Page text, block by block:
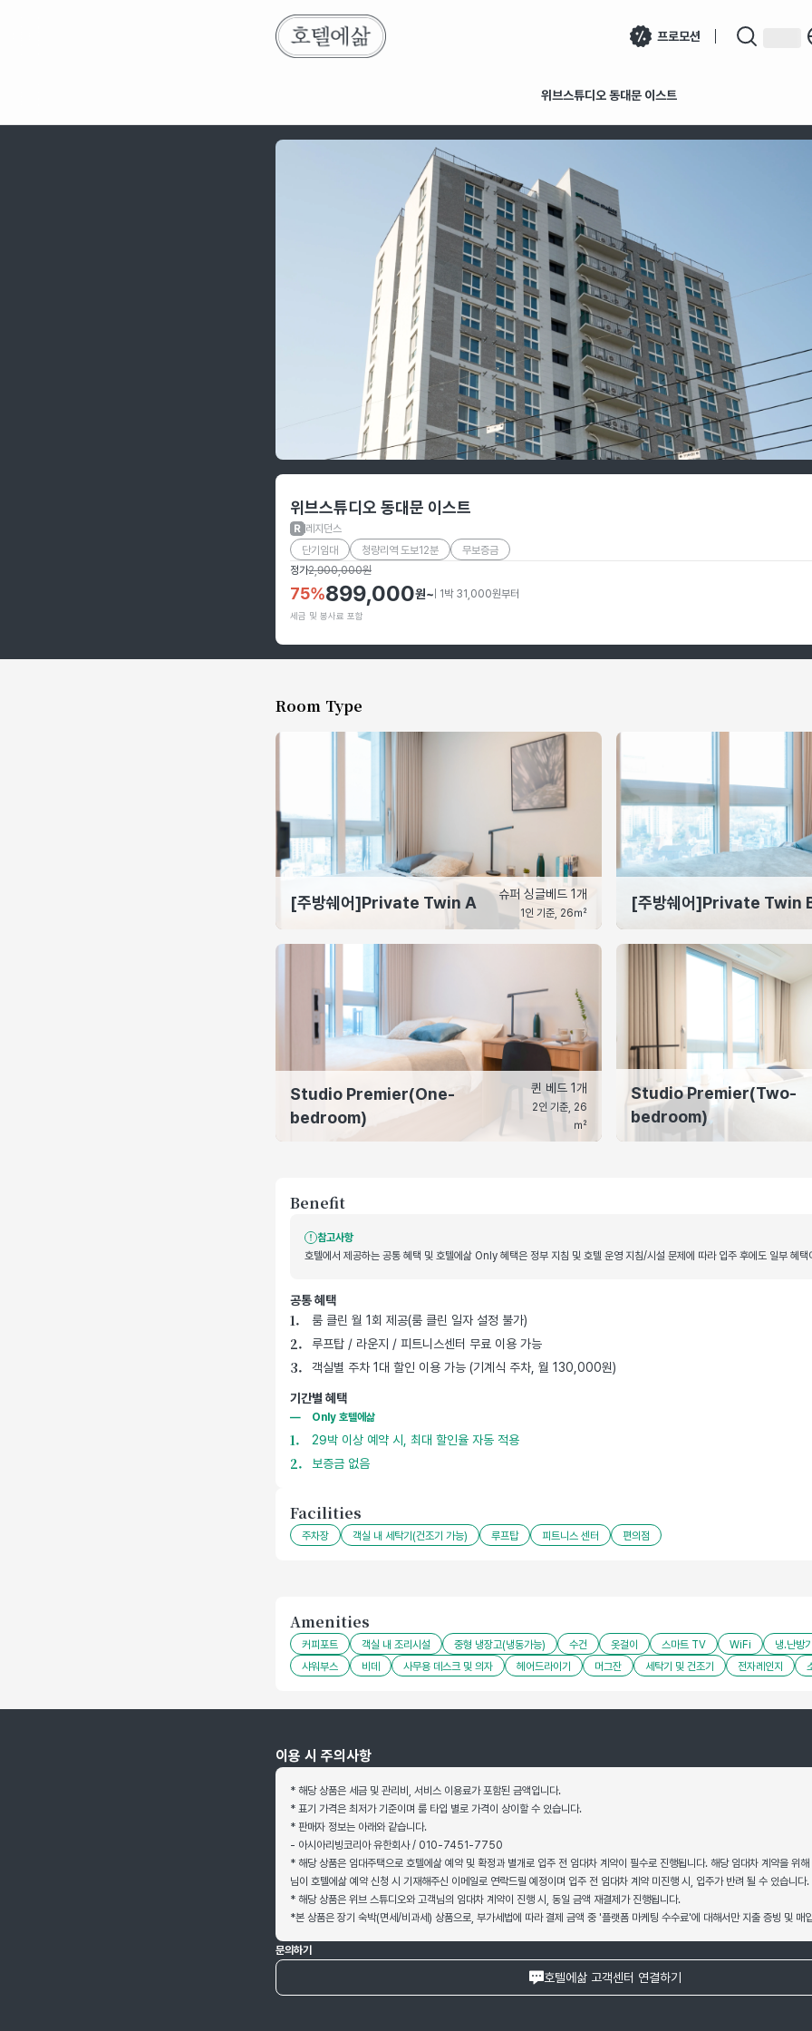
프로모션
위브스튜디오 동대문 이스트
위브스튜디오 동대문 이스트
호텔 정보
위브스튜디오 동대문 이스트
레지던스
단기임대
청량리역 도보12분
무보증금
정가2,900,000원
75%899,000원~ | 1박 31,000원부터
세금 및 봉사료 포함
Room Type
[주방쉐어]Private Twin A 슈퍼 싱글베드 1개
1인 기준, 26㎡
[주방쉐어]Private Twin
Studio Premier(One-
bedroom)
퀸 베드 1개
2인 기준, 26
㎡
Studio Premier(Two-
bedroom)
Benefit
참고사항
호텔에서 제공하는 공통 혜택 및 호텔에삶 Only 혜택은 정부 지침 및 호텔 운영 지침/시설 문제에 따라 입주 후에도 일부 혜택
공통 혜택
호텔 기본 제공 혜택
룸 클린 월 1회 제공(룸 클린 일자 설정 불가)
루프탑 / 라운지 / 피트니스센터 무료 이용 가능
객실별 주차 1대 할인 이용 가능 (기계식 주차, 월 130,000원)
기간별 혜택
Only 호텔에삶
29박 이상 예약 시, 최대 할인율 자동 적용
보증금 없음
Facilities
주차장 객실 내 세탁기(건조기 가능) 루프탑 피트니스 센터 편의점
Amenities
커피포트 객실 내 조리시설 중형 냉장고(냉동가능) 수건 옷걸이 스마트 TV WiFi
냉.난방
샤워부스
비데 사무용 데스크 및 의자 헤어드라이기 머그잔 세탁기 및 건조기 전자레인지
이용 시 주의사항
* 해당 상품은 세금 및 관리비, 서비스 이용료가 포함된 금액입니다.
* 표기 가격은 최저가 기준이며 룸 타입 별로 가격이 상이할 수 있습니다.
* 판매자 정보는 아래와 같습니다.
- 아시아리빙코리아 유한회사 / 010-7451-7750
* 해당 상품은 임대주택으로 호텔에삶 예약 및 확정과 별개로 입주 전 임대차 계약이 필수로 진행됩니다. 해당 임대차 계약을 위
님이 호텔에삶 예약 신청 시 기재해주신 이메일로 연락드릴 예정이며 입주 전 임대차 계약 미진행 시, 입주가 반려 될 수 있습니다.
* 해당 상품은 위브 스튜디오와 고객님의 임대차 계약이 진행 시, 동일 금액 재결제가 진행됩니다.
*본 상품은 장기 숙박(면세/비과세) 상품으로, 부가세법에 따라 결제 금액 중 '플랫폼 마케팅 수수료'에 대해서만 지출 증빙 및 매
문의하기
호텔에삶 고객센터 연결하기